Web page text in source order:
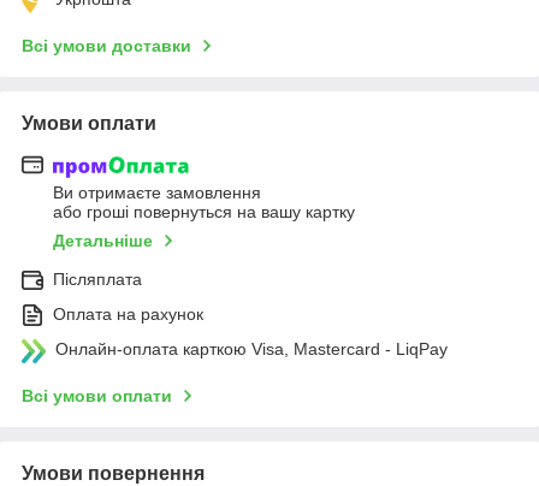
Всі умови доставки
Умови оплати
Ви отримаєте замовлення
або гроші повернуться на вашу картку
Детальніше
Післяплата
Оплата на рахунок
Онлайн-оплата карткою Visa, Mastercard - LiqPay
Всі умови оплати
Умови повернення